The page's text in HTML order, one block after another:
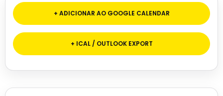
+ ADICIONAR AO GOOGLE CALENDAR
+ ICAL / OUTLOOK EXPORT